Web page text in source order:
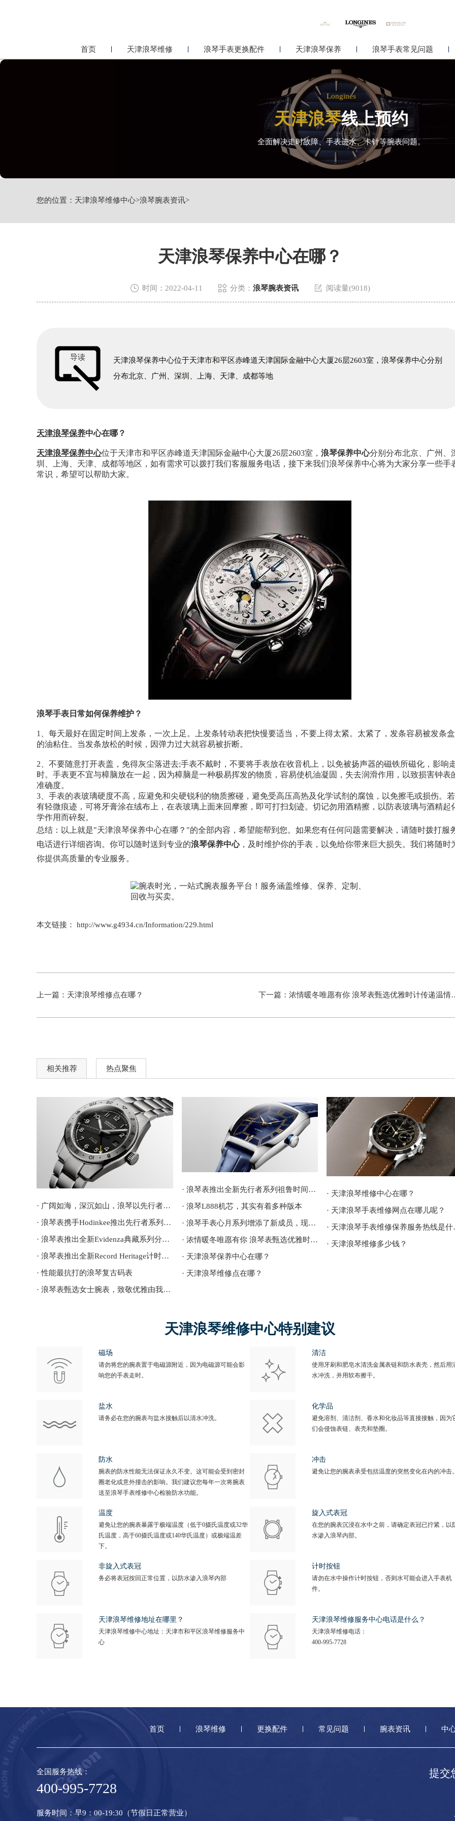
首页 天津浪琴维修 浪琴手表更换配件 天津浪琴保养 浪琴手表常见问题
Longines
天津浪琴线上预约
全面解决走时故障、手表进水、卡针等腕表问题。
您的位置： 天津浪琴维修中心>浪琴腕表资讯>
天津浪琴保养中心在哪？
 时间：2022-04-11  分类： 浪琴腕表资讯  阅读量(9018)
导读
天津浪琴保养中心位于天津市和平区赤峰道天津国际金融中心大厦26层2603室，浪琴保养中心分别
分布北京、广州、深圳、上海、天津、成都等地
天津浪琴保养中心在哪？
天津浪琴保养中心位于天津市和平区赤峰道天津国际金融中心大厦26层2603室， 浪琴保养中心分别分布北京、广州、
圳、上海、天津、成都等地区，如有需求可以拨打我们客服服务电话，接下来我们浪琴保养中心将为大家分享一些手
常识，希望可以帮助大家。
浪琴手表日常如何保养维护？
1、每天最好在固定时间上发条，一次上足。上发条转动表把快慢要适当，不要上得太紧。太紧了，发条容易被发条
的油粘住。当发条放松的时候，因弹力过大就容易被折断。
2、不要随意打开表盖，免得灰尘落进去;手表不戴时，不要将手表放在收音机上，以免被扬声器的磁铁所磁化，影响
时。手表更不宜与樟脑放在一起，因为樟脑是一种极易挥发的物质，容易使机油凝固，失去润滑作用，以致损害钟表
准确度。
3、手表的表玻璃硬度不高，应避免和尖硬锐利的物质擦碰，避免受高压高热及化学试剂的腐蚀，以免擦毛或损伤。
有轻微痕迹，可将牙膏涂在绒布上，在表玻璃上面来回摩擦，即可打扫划迹。切记勿用酒精擦，以防表玻璃与酒精起
学作用而碎裂。
总结：以上就是"天津浪琴保养中心在哪？"的全部内容，希望能帮到您。如果您有任何问题需要解决，请随时拨打服
电话进行详细咨询。你可以随时送到专业的浪琴保养中心，及时维护你的手表，以免给你带来巨大损失。我们将随时
你提供高质量的专业服务。
本文链接： http://www.g4934.cn/Information/229.html
上一篇： 天津浪琴维修点在哪？ 下一篇： 浓情暖冬唯愿有你 浪琴表甄选优雅时计传递温情圣诞祈愿
相关推荐 热点聚焦
· 广阔如海，深沉如山，浪琴以先行者系列先锋时计致献父爱
· 浪琴表携手Hodinkee推出先行者系列祖鲁时间限量腕表
· 浪琴表推出全新Evidenza典藏系列分区式表盘腕表
· 浪琴表推出全新Record Heritage计时码表
· 性能最抗打的浪琴复古码表
· 浪琴表甄选女士腕表，致敬优雅由我的时光态度
· 浪琴表推出全新先行者系列祖鲁时间腕表
· 浪琴L888机芯，其实有着多种版本
· 浪琴手表心月系列增添了新成员，现代时尚又百搭
· 浓情暖冬唯愿有你 浪琴表甄选优雅时计传递温情圣诞祈愿
· 天津浪琴保养中心在哪？
· 天津浪琴维修点在哪？
· 天津浪琴维修中心在哪？
· 天津浪琴手表维修网点在哪儿呢？
· 天
· 天津浪琴维修多少钱？
天津浪琴维修中心特别建议
磁场
请勿将您的腕表置于电磁源附近，因为电磁源可能会影
响您的手表走时。
清洁
使用牙刷和肥皂水清洗金属表链和防水表壳，然后用
水冲洗，并用软布擦干。
盐水
请务必在您的腕表与盐水接触后以清水冲洗。
化学品
避免溶剂、清洁剂、香水和化妆品等直接接触，因为
们会侵蚀表链、表壳和垫圈。
防水
腕表的防水性能无法保证永久不变。这可能会受到密封
圈老化或意外撞击的影响。我们建议您每年一次将腕表
送至浪琴手表维修中心检验防水功能。
冲击
避免让您的腕表承受包括温度的突然变化在内的冲击
温度
避免让您的腕表暴露于极端温度（低于0摄氏温度或32华
氏温度，高于60摄氏温度或140华氏温度）或极端温差
下。
旋入式表冠
在您的腕表沉浸在水中之前，请确定表冠已拧紧，以
水渗入浪琴内部。
非旋入式表冠
务必将表冠按回正常位置，以防水渗入浪琴内部
计时按钮
请勿在水中操作计时按钮，否则水可能会进入手表机
件。
天津浪琴维修地址在哪里？
天津浪琴维修中心地址：天津市和平区浪琴维修服务中
心
天津浪琴维修服务中心电话是什么？
天津浪琴维修电话：
400-995-7728
首页 浪琴维修 更换配件 常见问题 腕表资讯 中
提交
全国服务热线：
400-995-7728
服务时间：早9：00-19:30（节假日正常营业）